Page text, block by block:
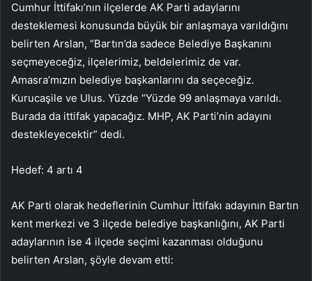
Cumhur İttifakı’nın ilçelerde AK Parti adaylarını
desteklemesi konusunda büyük bir anlaşmaya varıldığını
belirten Arslan, “Bartın’da sadece Belediye Başkanını
seçmeyeceğiz, ilçelerimiz, beldelerimiz de var.
Amasra’mızın belediye başkanlarını da seçeceğiz.
Kurucaşile ve Ulus. Yüzde “Yüzde 99 anlaşmaya varıldı.
Burada da ittifak yapacağız. MHP, AK Parti’nin adayını
destekleyecektir” dedi.
Hedef: 4 artı 4
AK Parti olarak hedeflerinin Cumhur İttifakı adayının Bartın
kent merkezi ve 3 ilçede belediye başkanlığını, AK Parti
adaylarının ise 4 ilçede seçimi kazanması olduğunu
belirten Arslan, şöyle devam etti: